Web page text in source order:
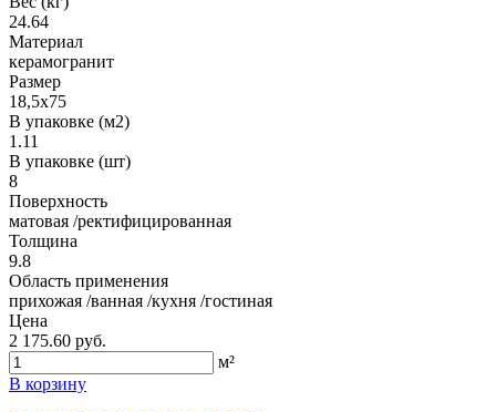
24.64
Материал
керамогранит
Размер
18,5x75
В упаковке (м2)
1.11
В упаковке (шт)
8
Поверхность
матовая /ректифицированная
Толщина
9.8
Область применения
прихожая /ванная /кухня /гостиная
Цена
2 175.60 руб.
м²
В корзину